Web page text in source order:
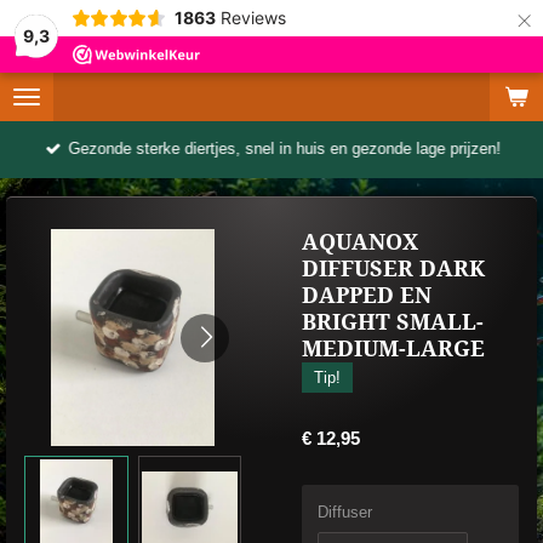
9,3
1863 Reviews ×
Gezonde sterke diertjes, snel in huis en gezonde lage prijzen!
AQUANOX
DIFFUSER DARK
DAPPED EN
BRIGHT SMALL-
MEDIUM-LARGE
Tip!
€ 12,95
Diffuser